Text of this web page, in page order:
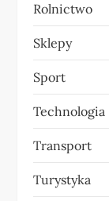
Rolnictwo
Sklepy
Sport
Technologia
Transport
Turystyka